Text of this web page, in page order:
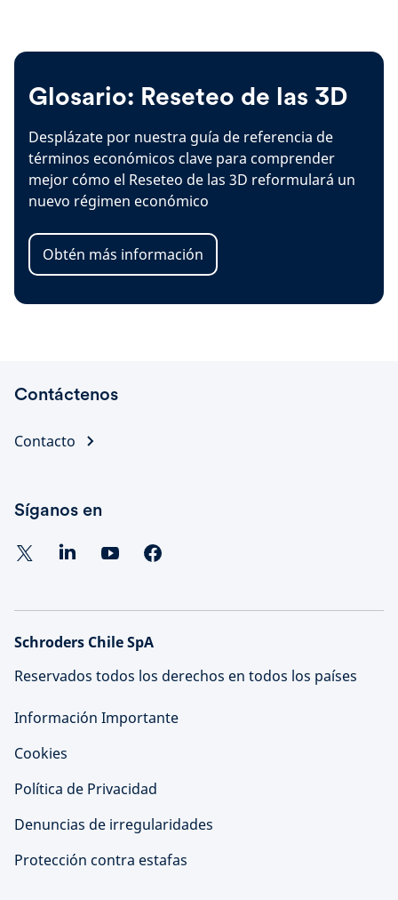
Glosario: Reseteo de las 3D
Desplázate por nuestra guía de referencia de
términos económicos clave para comprender
mejor cómo el Reseteo de las 3D reformulará un
nuevo régimen económico
Obtén más información
Contáctenos
Contacto
Síganos en
Schroders Chile SpA
Reservados todos los derechos en todos los países
Información Importante
Cookies
Política de Privacidad
Denuncias de irregularidades
Protección contra estafas